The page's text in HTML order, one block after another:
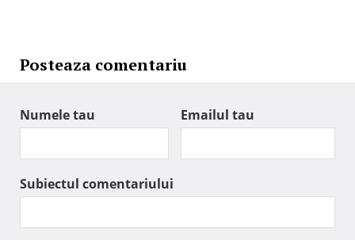
Posteaza comentariu
Numele tau Emailul tau
Subiectul comentariului